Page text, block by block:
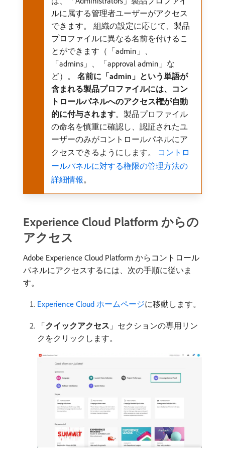
ルに属する管理者ユーザーがアクセス
できます。 組織の設定に応じて、製品
プロファイルに異なる名前を付けるこ
とができます（「admin」、
「admins」、「approval admin」な
ど）。 名前に「admin」という単語が
含まれる製品プロファイルには、コン
トロールパネルへのアクセス権が自動
的に付与されます。製品プロファイル
の命名を慎重に確認し、認証されたユ
ーザーのみがコントロールパネルにア
クセスできるようにします。 コントロ
ールパネルに対する権限の管理方法の
詳細情報。
Experience Cloud Platform からの
アクセス
Adobe Experience Cloud Platform からコントロール
パネルにアクセスするには、次の手順に従いま
す。
Experience Cloud ホームページに移動します。
「クイックアクセス 」セクションの専用リン
クをクリックします。